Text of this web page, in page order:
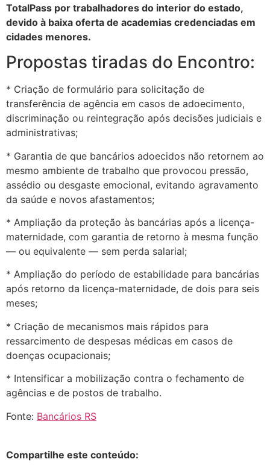
TotalPass por trabalhadores do interior do estado,
devido à baixa oferta de academias credenciadas em
cidades menores.
Propostas tiradas do Encontro:
* Criação de formulário para solicitação de
transferência de agência em casos de adoecimento,
discriminação ou reintegração após decisões judiciais e
administrativas;
* Garantia de que bancários adoecidos não retornem ao
mesmo ambiente de trabalho que provocou pressão,
assédio ou desgaste emocional, evitando agravamento
da saúde e novos afastamentos;
* Ampliação da proteção às bancárias após a licença-
maternidade, com garantia de retorno à mesma função
— ou equivalente — sem perda salarial;
* Ampliação do período de estabilidade para bancárias
após retorno da licença-maternidade, de dois para seis
meses;
* Criação de mecanismos mais rápidos para
ressarcimento de despesas médicas em casos de
doenças ocupacionais;
* Intensificar a mobilização contra o fechamento de
agências e de postos de trabalho.
Fonte: Bancários RS
Compartilhe este conteúdo: